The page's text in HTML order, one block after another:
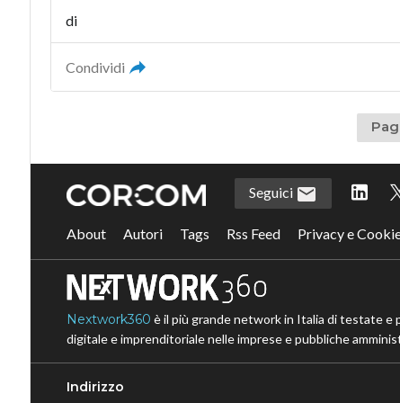
di
Condividi
Seguici
About Autori Tags Rss Feed Privacy e
Nextwork360 è il più grande network in Italia di testate e
digitale e imprenditoriale nelle imprese e pubbliche
Indirizzo